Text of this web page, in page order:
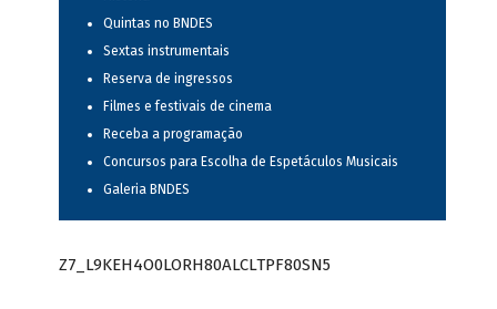
Quintas no BNDES
Sextas instrumentais
Reserva de ingressos
Filmes e festivais de cinema
Receba a programação
Concursos para Escolha de Espetáculos Musicais
Galeria BNDES
Z7_L9KEH4O0LORH80ALCLTPF80SN5